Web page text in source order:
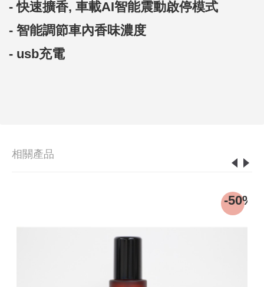
- 快速擴香, 車載AI智能震動啟停模式
- 智能調節車內香味濃度
- usb充電
相關產品
-50%